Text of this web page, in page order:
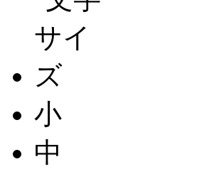
小
中